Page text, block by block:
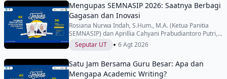
Mengupas SEMNASIP 2026: Saatnya Berbagi
Gagasan dan Inovasi
Rosiana Nurwa Indah, S.Hum., M.A. (Ketua Panitia
SEMNASIP) dan Aprillia Cahyani Prabudiantoro Putri,
S.Sos., M.Si. (Wakil Ketua Panitia SEMNASIP)
Seputar UT • 6 Agt 2026
Satu Jam Bersama Guru Besar: Apa dan
Mengapa Academic Writing?